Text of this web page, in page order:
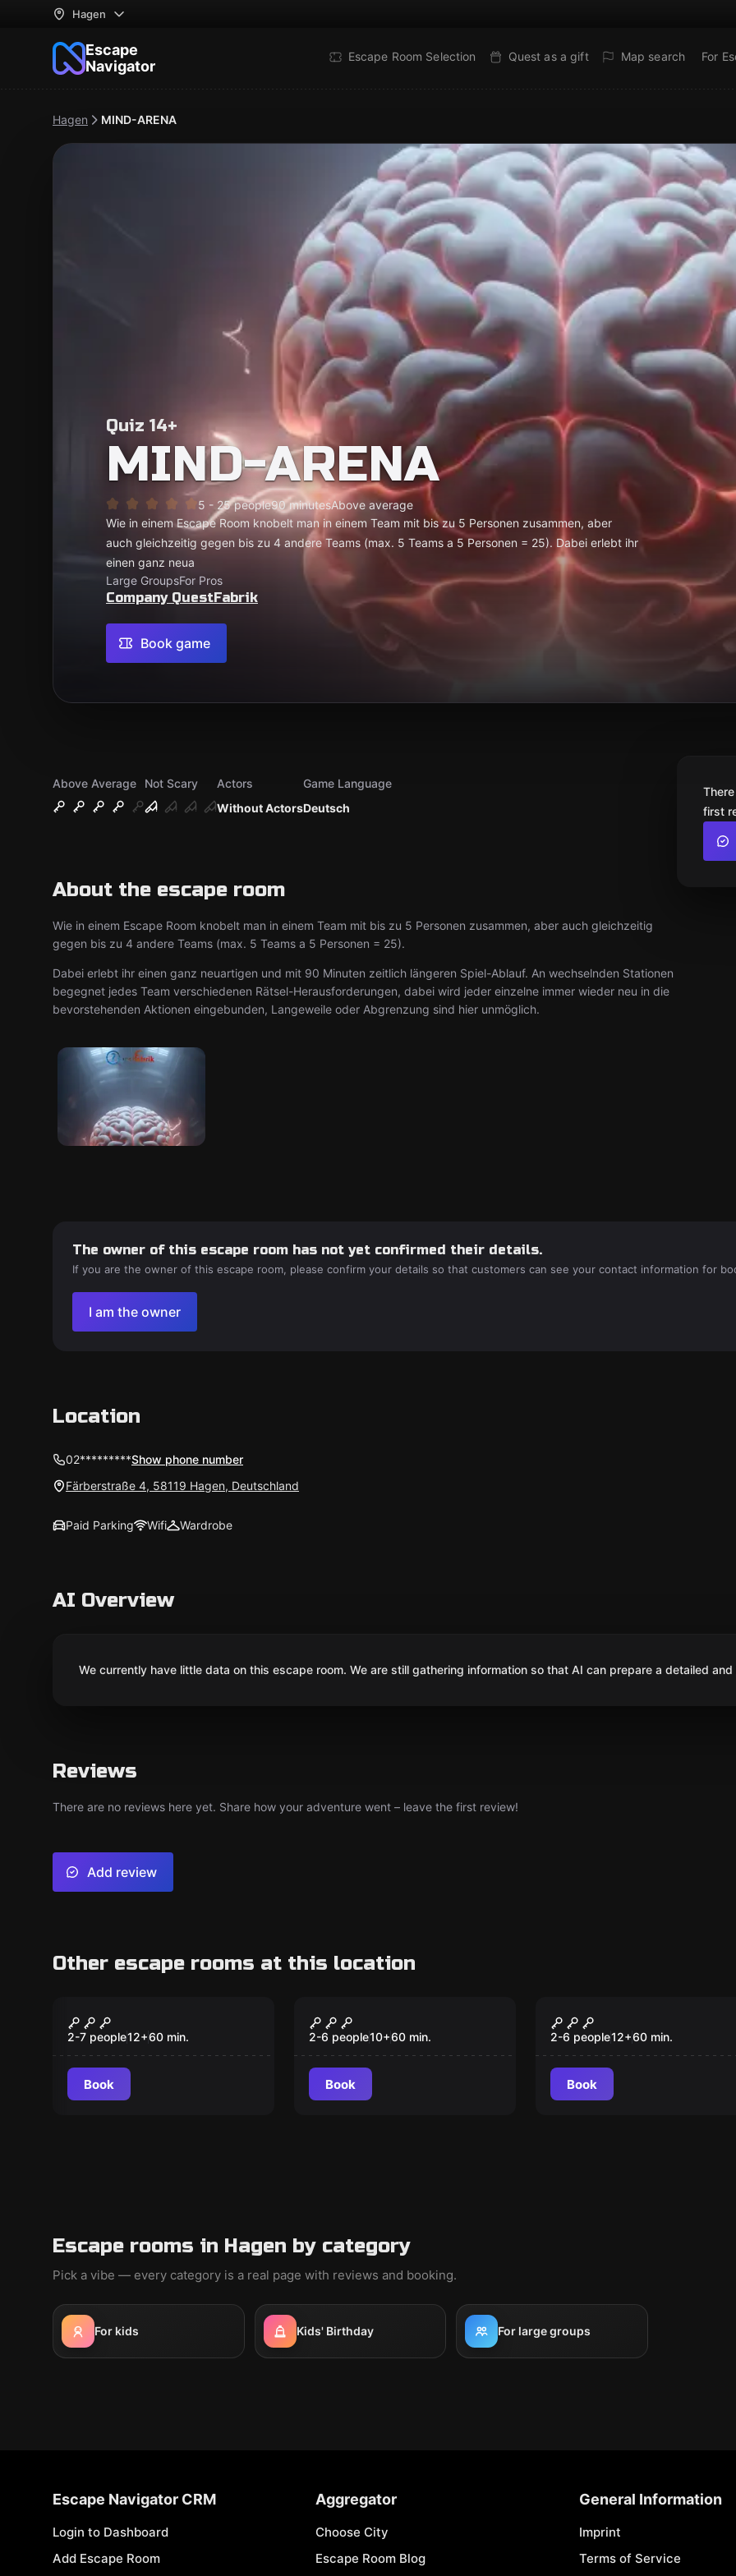
Hagen
Escape
Navigator
Escape Room Selection Quest as a gift Map search For
Hagen MIND-ARENA
Quiz 14+
MIND-ARENA
5 - 25 people90 minutesAbove average
Wie in einem Escape Room knobelt man in einem Team mit bis zu 5 Personen zusammen, aber
auch gleichzeitig gegen bis zu 4 andere Teams (max. 5 Teams a 5 Personen = 25). Dabei erlebt ihr
einen ganz neua
Large GroupsFor Pros
Company QuestFabrik
Book game
Above Average
Not Scary
Without Actors
Actors
Deutsch
Game Language
About the escape room
Wie in einem Escape Room knobelt man in einem Team mit bis zu 5 Personen zusammen, aber auch gleichzeitig
gegen bis zu 4 andere Teams (max. 5 Teams a 5 Personen = 25).
Dabei erlebt ihr einen ganz neuartigen und mit 90 Minuten zeitlich längeren Spiel-Ablauf. An wechselnden Stationen
begegnet jedes Team verschiedenen Rätsel-Herausforderungen, dabei wird jeder einzelne immer wieder neu in die
bevorstehenden Aktionen eingebunden, Langeweile oder Abgrenzung sind hier unmöglich.
first
The owner of this escape room has not yet confirmed their details.
If you are the owner of this escape room, please confirm your details so that customers can see your contact information for
I am the owner
Location
02*********Show phone number
Färberstraße 4, 58119 Hagen, Deutschland
Paid Parking Wifi Wardrobe
AI Overview
We currently have little data on this escape room. We are still gathering information so that AI can prepare a detailed
Reviews
There are no reviews here yet. Share how your adventure went – leave the first review!
Add review
Other escape rooms at this location
DIE KRONE DES
KÖNIGS
2-7 people12+60 min.
Book
WINTERTRAUM
2-6 people10+60 min.
Book
SHERLOCK WANTED
2-6 people12+60 min.
Book
Escape rooms in Hagen by category
Pick a vibe — every category is a real page with reviews and booking.
For kids Kids' Birthday For large groups
Escape Navigator CRM
Login to Dashboard
Add Escape Room
Aggregator
Choose City
Escape Room Blog
General Information
Imprint
Terms of Service